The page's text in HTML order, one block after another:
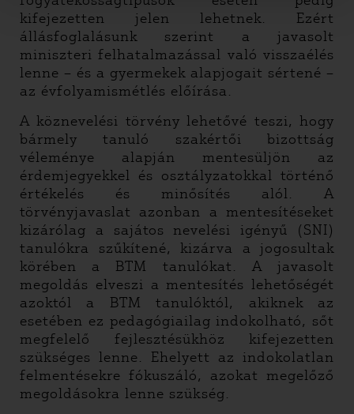
kifejezetten jelen lehetnek. Ezért
állásfoglalásunk szerint a javasolt
miniszteri felhatalmazással való visszaélés
lenne – és a gyermekek alapjogait sértené –
az évfolyamismétlés előírása.
A köznevelési törvény lehetővé teszi, hogy
bármely tanuló szakértői bizottság
véleménye alapján mentesüljön az
érdemjegyekkel és osztályzatokkal történő
értékelés és minősítés alól. A
törvényjavaslat azonban a mentesítéseket
kizárólag a sajátos nevelési igényű (SNI)
tanulókra szűkítené, kizárva a jogosultak
körében a BTM tanulókat. A javasolt
megoldás elveszi a mentesítés lehetőségét
azoktól a BTM tanulóktól, akiknek az
esetében ez pedagógiailag indokolható, sőt
megfelelő fejlesztésükhöz kifejezetten
szükséges lenne. Ehelyett az indokolatlan
felmentésekre fókuszáló, azokat megelőző
megoldásokra lenne szükség.